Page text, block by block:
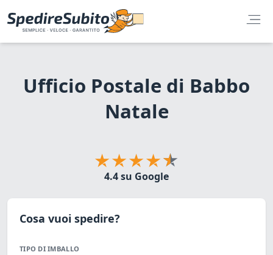
Ufficio Postale di Babbo
Natale
4.4 su Google
Cosa vuoi spedire?
TIPO DI IMBALLO